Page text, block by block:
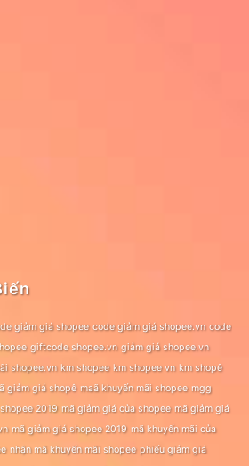
giảm giá shopee code giảm giá shopee.vn code
giftcode shopee.vn giảm giá shopee.vn
shopee.vn km shopee km shopee vn km shopê
giảm giá shopê maã khuyến mãi shopee mgg
2019 mã giảm giá của shopee mã giảm giá
mã giảm giá shopee 2019 mã khuyến mãi của
nhận mã khuyến mãi shopee phiếu giảm giá